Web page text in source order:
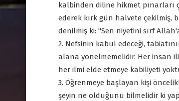
kalbinden diline hikmet pınarları
ederek kırk gün halvete çekilmiş,
denilmiş ki: "Sen niyetini sırf
2. Nefsinin kabul edeceği,
alana yönelmemelidir. Her insan
her ilmi elde etmeye kabiliyeti
3. Öğrenmeye başlayan kişi
şeyin ne olduğunu bilmelidir ki